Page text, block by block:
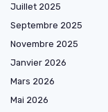
Juillet 2025
Septembre 2025
Novembre 2025
Janvier 2026
Mars 2026
Mai 2026